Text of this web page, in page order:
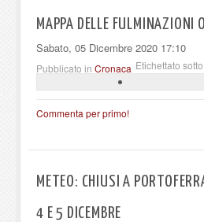
MAPPA DELLE FULMINAZIONI
Sabato, 05 Dicembre 2020 17:10
Pubblicato in Cronaca Etichettato sotto
Commenta per primo!
METEO: CHIUSI A
4 E 5 DICEMBRE